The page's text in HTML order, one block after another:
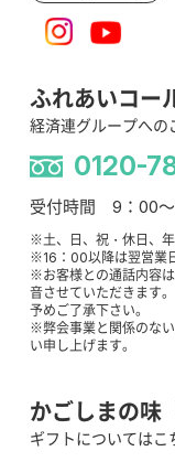
ふれあいコー
経済連グループへの
0120-
受付時間 9：00～
※土、日、祝・休日、年
※16：00以降は翌営業
※お客様との通話内容
音させていただきます。
予めご了承下さい。
※弊会事業と関係のな
い申し上げます。
かごしまの味
ギフトについてはこ